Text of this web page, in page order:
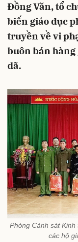
Đồng Văn, tổ
biến giáo dục
truyền về vi
buôn bán hàng
dã.
Phòng Cảnh sát
các hộ